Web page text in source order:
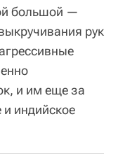
большой —
рук
и им еще за
и индийское